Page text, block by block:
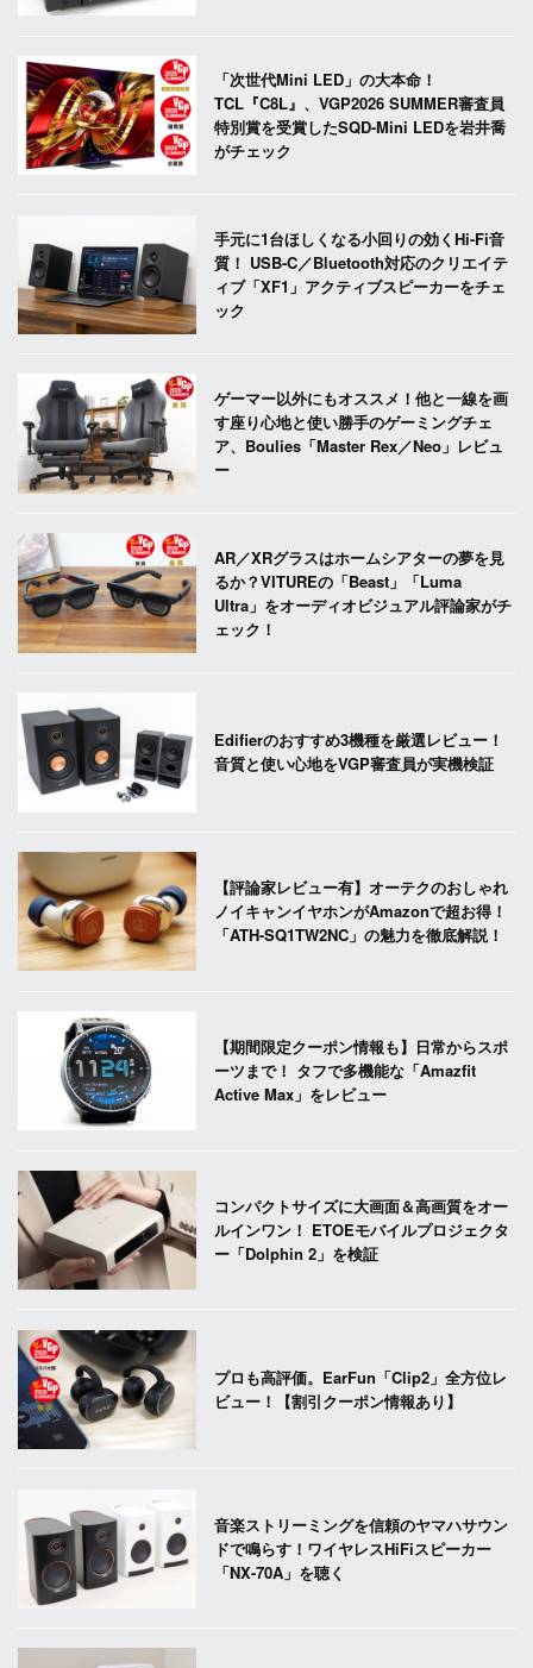
「次世代Mini LED」の大本命！
TCL『C8L』、VGP2026 SUMMER審査員
特別賞を受賞したSQD-Mini LEDを岩井喬
がチェック
手元に1台ほしくなる小回りの効くHi-Fi音
質！ USB-C／Bluetooth対応のクリエイテ
ィブ「XF1」アクティブスピーカーをチェ
ック
ゲーマー以外にもオススメ！他と一線を画
す座り心地と使い勝手のゲーミングチェ
ア、Boulies「Master Rex／Neo」レビュ
ー
AR／XRグラスはホームシアターの夢を見
るか？VITUREの「Beast」「Luma
Ultra」をオーディオビジュアル評論家がチ
ェック！
Edifierのおすすめ3機種を厳選レビュー！
音質と使い心地をVGP審査員が実機検証
【評論家レビュー有】オーテクのおしゃれ
ノイキャンイヤホンがAmazonで超お得！
「ATH-SQ1TW2NC」の魅力を徹底解説！
【期間限定クーポン情報も】日常からスポ
ーツまで！ タフで多機能な「Amazfit
Active Max」をレビュー
コンパクトサイズに大画面＆高画質をオー
ルインワン！ ETOEモバイルプロジェクタ
ー「Dolphin 2」を検証
プロも高評価。EarFun「Clip2」全方位レ
ビュー！【割引クーポン情報あり】
音楽ストリーミングを信頼のヤマハサウン
ドで鳴らす！ワイヤレスHiFiスピーカー
「NX-70A」を聴く